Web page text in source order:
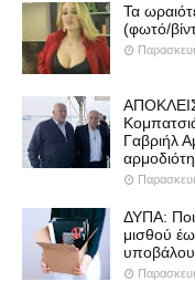
Τα
(φωτό/
Γαβριήλ
ΔΥΠΑ:
μισθού